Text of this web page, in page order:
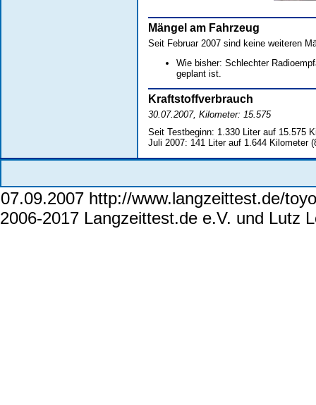
Mängel am Fahrzeug
Seit Februar 2007 sind keine weiteren
Wie bisher: Schlechter
geplant ist.
Kraftstoffverbrauch
30.07.2007, Kilometer: 15.575
Seit Testbeginn: 1.330 Liter auf 15.575
Juli 2007: 141 Liter auf 1.644 Kilometer
07.09.2007 http://www.langzeittest.de/
2006-2017 Langzeittest.de e.V. und Lutz